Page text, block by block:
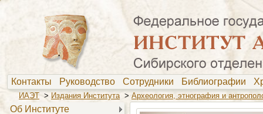
Контакты Руководство Сотрудники Библиографии
ИАЭТ > Издания Института> Археология, этнография и
Об Институте